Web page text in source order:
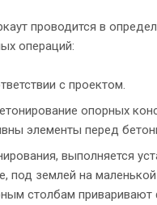
проводится в
операций:
с проектом.
опорных
элементы перед
выполняется
под землей на
столбам